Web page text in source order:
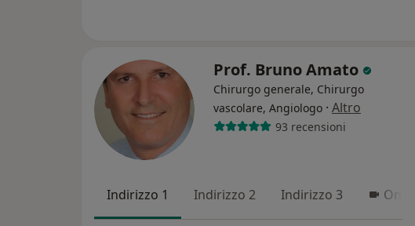
Prof. Bruno Amato
Chirurgo generale, Chirurgo
vascolare, Angiologo · Altro
93 recensioni
Indirizzo 1 Indirizzo 2 Indirizzo 3 Online